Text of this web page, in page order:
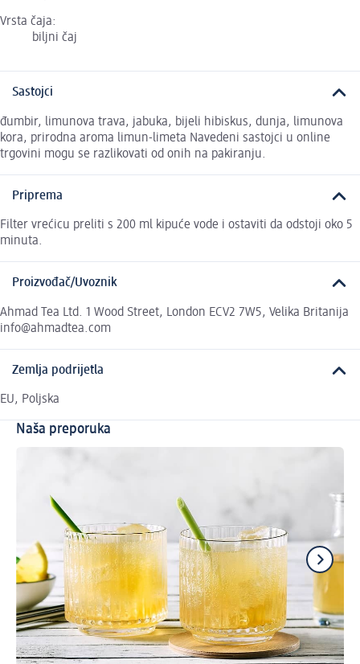
Vrsta čaja:
biljni čaj
Sastojci
đumbir, limunova trava, jabuka, bijeli hibiskus, dunja, limunova
kora, prirodna aroma limun-limeta Navedeni sastojci u online
trgovini mogu se razlikovati od onih na pakiranju.
Priprema
Filter vrećicu preliti s 200 ml kipuće vode i ostaviti da odstoji oko 5
minuta.
Proizvođač/Uvoznik
Ahmad Tea Ltd. 1 Wood Street, London ECV2 7W5, Velika Britanija
info@ahmadtea.com
Zemlja podrijetla
EU, Poljska
Naša preporuka